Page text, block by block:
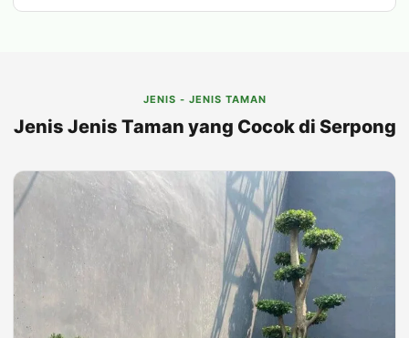
JENIS - JENIS TAMAN
Jenis Jenis Taman yang Cocok di Serpong